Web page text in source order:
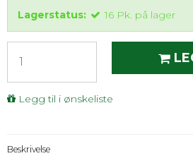
Lagerstatus: 16 Pk. på lager
Legg til i ønskeliste
Beskrivelse